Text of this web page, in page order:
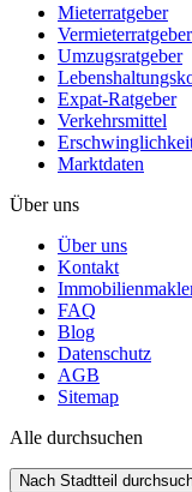
Mieterratgeber
Vermieterratgeber
Umzugsratgeber
Expat-Ratgeber
Verkehrsmittel
Marktdaten
Über uns
Über uns
Kontakt
FAQ
Blog
Datenschutz
AGB
Sitemap
Alle durchsuchen
Nach Stadtteil